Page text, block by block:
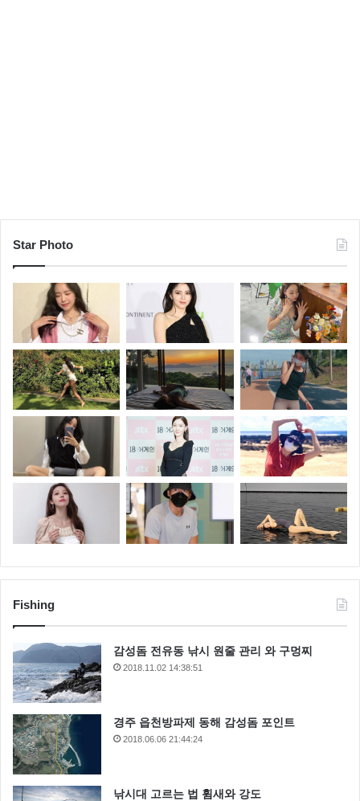
Star Photo
Fishing
감성돔 전유동 낚시 원줄 관리 와 구멍찌
2018.11.02 14:38:51
경주 읍천방파제 동해 감성돔 포인트
2018.06.06 21:44:24
낚시대 고르는 법 휨새와 강도